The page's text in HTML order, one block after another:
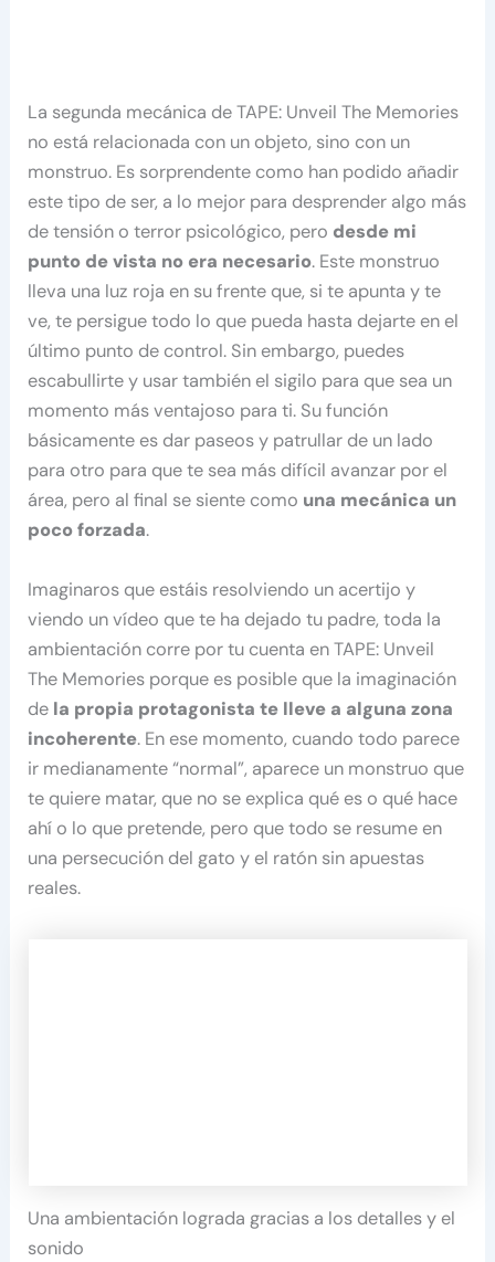
La segunda mecánica de TAPE: Unveil The Memories
no está relacionada con un objeto, sino con un
monstruo. Es sorprendente como han podido añadir
este tipo de ser, a lo mejor para desprender algo más
de tensión o terror psicológico, pero desde mi
punto de vista no era necesario. Este monstruo
lleva una luz roja en su frente que, si te apunta y te
ve, te persigue todo lo que pueda hasta dejarte en el
último punto de control. Sin embargo, puedes
escabullirte y usar también el sigilo para que sea un
momento más ventajoso para ti. Su función
básicamente es dar paseos y patrullar de un lado
para otro para que te sea más difícil avanzar por el
área, pero al final se siente como una mecánica un
poco forzada.
Imaginaros que estáis resolviendo un acertijo y
viendo un vídeo que te ha dejado tu padre, toda la
ambientación corre por tu cuenta en TAPE: Unveil
The Memories porque es posible que la imaginación
de la propia protagonista te lleve a alguna zona
incoherente. En ese momento, cuando todo parece
ir medianamente “normal”, aparece un monstruo que
te quiere matar, que no se explica qué es o qué hace
ahí o lo que pretende, pero que todo se resume en
una persecución del gato y el ratón sin apuestas
reales.
Una ambientación lograda gracias a los detalles y el
sonido